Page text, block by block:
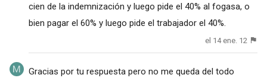
cien de la indemnización y luego pide el 40% al fogasa, o
bien pagar el 60% y luego pide el trabajador el 40%.
el 14 ene. 12
Gracias por tu respuesta pero no me queda del todo